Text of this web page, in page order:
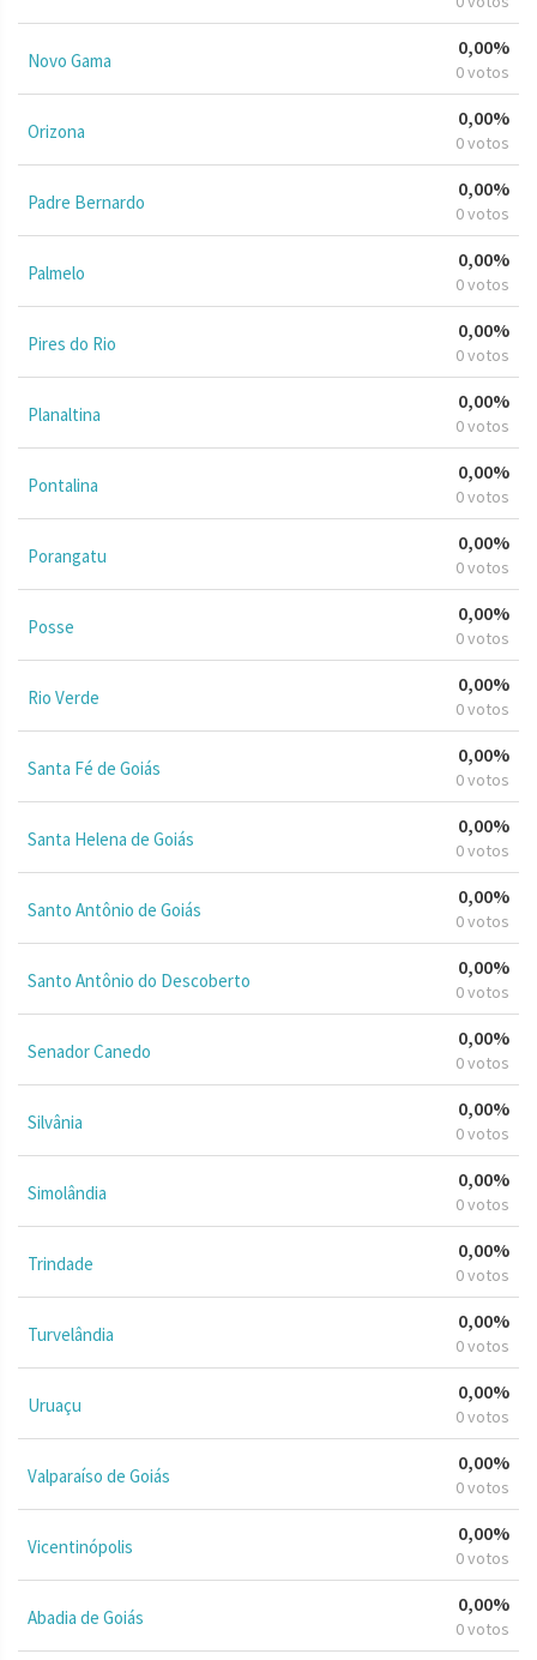
Novo Gama
0,00%
0 votos
Orizona
0,00%
0 votos
Padre Bernardo
0,00%
0 votos
Palmelo
0,00%
0 votos
Pires do Rio
0,00%
0 votos
Planaltina
0,00%
0 votos
Pontalina
0,00%
0 votos
Porangatu
0,00%
0 votos
Posse
0,00%
0 votos
Rio Verde
0,00%
0 votos
Santa Fé de Goiás
0,00%
0 votos
Santa Helena de Goiás
0,00%
0 votos
Santo Antônio de Goiás
0,00%
0 votos
Santo Antônio do Descoberto
0,00%
0 votos
Senador Canedo
0,00%
0 votos
Silvânia
0,00%
0 votos
Simolândia
0,00%
0 votos
Trindade
0,00%
0 votos
Turvelândia
0,00%
0 votos
Uruaçu
0,00%
0 votos
Valparaíso de Goiás
0,00%
0 votos
Vicentinópolis
0,00%
0 votos
Abadia de Goiás
0,00%
0 votos